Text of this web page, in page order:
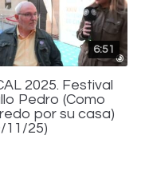
6:51
2025. Festival
Pedro (Como
por su casa)
11/25)